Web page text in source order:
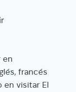
en
francés
en visitar El